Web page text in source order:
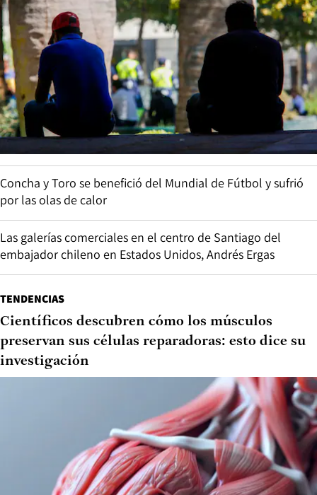
Concha y Toro se benefició del Mundial de Fútbol y sufrió
por las olas de calor
Las galerías comerciales en el centro de Santiago del
embajador chileno en Estados Unidos, Andrés Ergas
TENDENCIAS
Científicos descubren cómo los músculos
preservan sus células reparadoras: esto dice su
investigación